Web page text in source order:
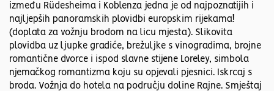
između Rüdesheima i Koblenza jedna je od najpoznatijih i
najljepših panoramskih plovidbi europskim rijekama!
(doplata za vožnju brodom na licu mjesta). Slikovita
plovidba uz ljupke gradiće, brežuljke s vinogradima, brojne
romantične dvorce i ispod slavne stijene Loreley, simbola
njemačkog romantizma koju su opjevali pjesnici. Iskrcaj s
broda. Vožnja do hotela na području doline Rajne. Smještaj